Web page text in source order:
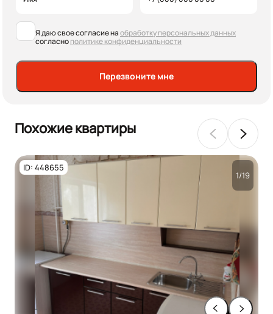
Я даю свое согласие наобработку персональных данных
согласнополитике конфиденциальности
Перезвоните мне
Похожие квартиры
ID: 448655
1/19